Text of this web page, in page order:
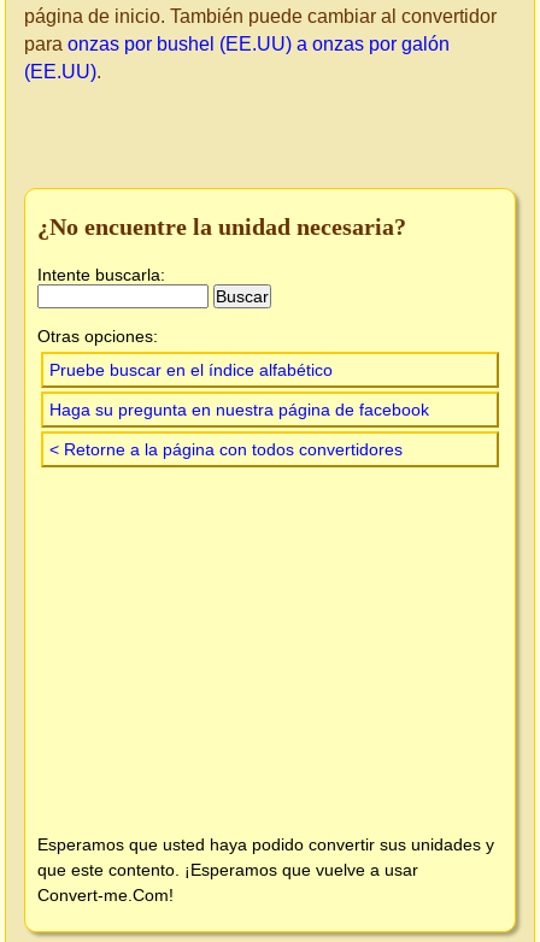
página de inicio. También puede cambiar al convertidor
para onzas por bushel (EE.UU) a onzas por galón
(EE.UU).
¿No encuentre la unidad necesaria?
Intente buscarla:
Otras opciones:
Pruebe buscar en el índice alfabético
Haga su pregunta en nuestra página de facebook
< Retorne a la página con todos convertidores
Esperamos que usted haya podido convertir sus unidades y
que este contento. ¡Esperamos que vuelve a usar
Convert-me.Com!